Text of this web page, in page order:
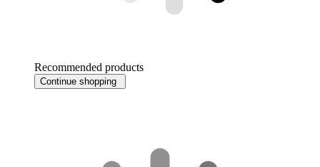
Recommended products
Continue shopping